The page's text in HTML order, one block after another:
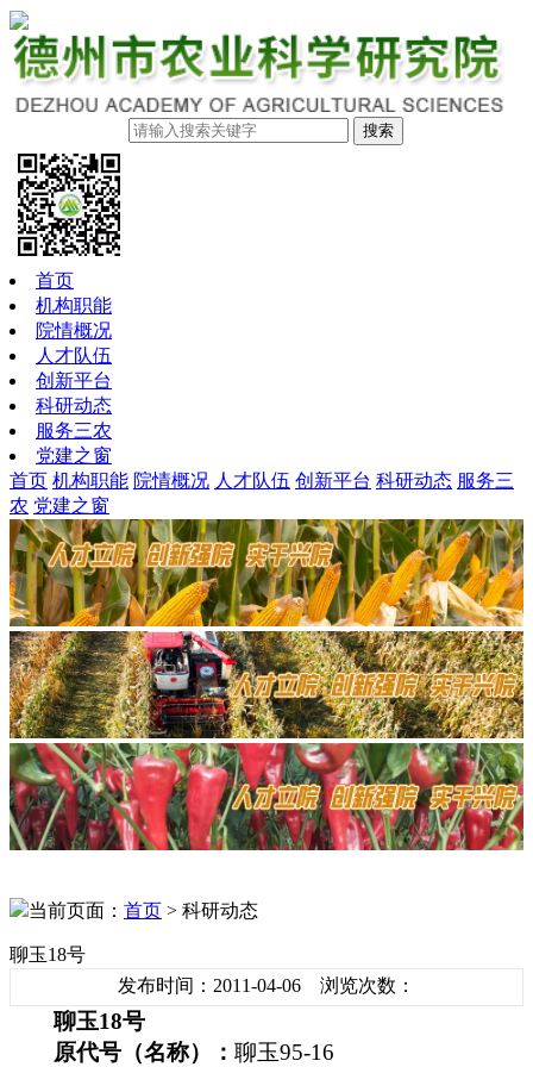
搜索
首页
机构职能
院情概况
人才队伍
创新平台
科研动态
服务三农
党建之窗
首页 机构职能 院情概况 人才队伍 创新平台 科研动态 服务三
农 党建之窗
当前页面： 首页 > 科研动态
聊玉18号
发布时间：2011-04-06 浏览次数：
聊玉18号
原代号（名称）：聊玉95-16